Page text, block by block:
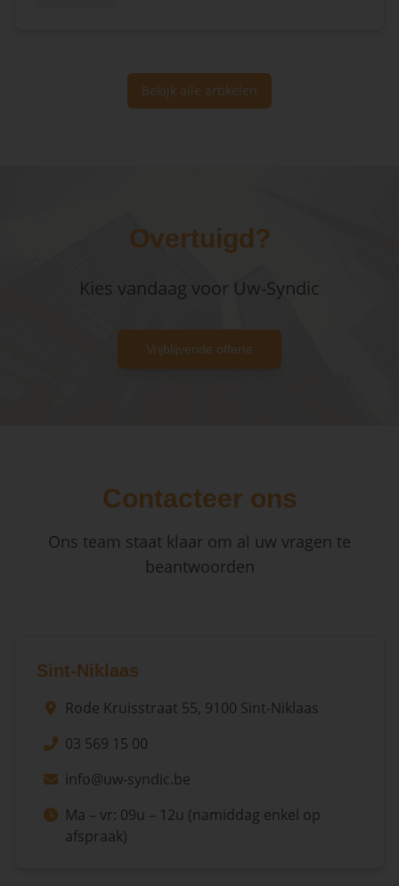
Bekijk alle artikelen
Overtuigd?
Kies vandaag voor Uw-Syndic
Vrijblijvende offerte
Contacteer ons
Ons team staat klaar om al uw vragen te
beantwoorden
Sint-Niklaas
Rode Kruisstraat 55, 9100 Sint-Niklaas
03 569 15 00
info@uw-syndic.be
Ma – vr: 09u – 12u (namiddag enkel op
afspraak)